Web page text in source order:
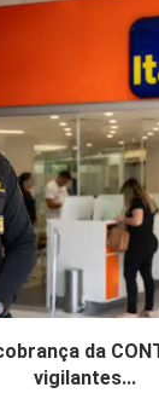
da
vigilantes...